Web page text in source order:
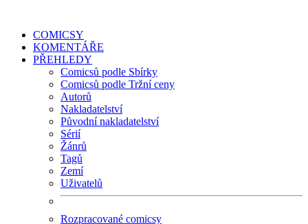
COMICSY
KOMENTÁŘE
PŘEHLEDY
Comicsů podle Sbírky
Comicsů podle Tržní ceny
Autorů
Nakladatelství
Původní nakladatelství
Sérií
Žánrů
Tagů
Zemí
Uživatelů
Rozpracované comicsy